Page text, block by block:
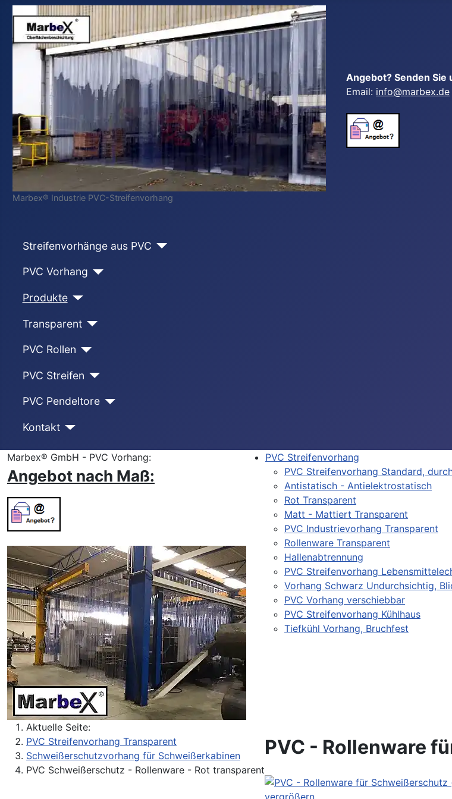
Marbex® Industrie PVC-Streifenvorhang
Angebot? Senden Sie
Email: info@marbex.de
Streifenvorhänge aus PVC
PVC Vorhang
Produkte
Transparent
PVC Rollen
PVC Streifen
PVC Pendeltore
Kontakt
Marbex® GmbH - PVC Vorhang:
Angebot nach Maß:
PVC Streifenvorhang
PVC Streifenvorhang Standard,
Antistatisch - Antielektrostatisch
Rot Transparent
Matt - Mattiert Transparent
PVC Industrievorhang Transparent
Rollenware Transparent
Hallenabtrennung
PVC Streifenvorhang
Vorhang Schwarz Undurchsichtig,
PVC Vorhang verschiebbar
PVC Streifenvorhang Kühlhaus
Tiefkühl Vorhang, Bruchfest
Aktuelle Seite:
PVC Streifenvorhang Transparent
Schweißerschutzvorhang für Schweißerkabinen
PVC Schweißerschutz - Rollenware - Rot transparent
PVC - Rollenware
vergrößern